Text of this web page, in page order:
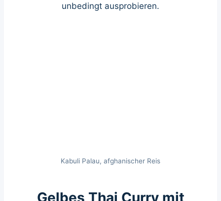
unbedingt ausprobieren.
Kabuli Palau, afghanischer Reis
Gelbes Thai Curry mit